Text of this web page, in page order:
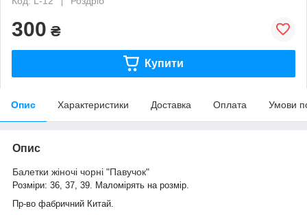
300 ₴
Купити
Опис Характеристики Доставка Оплата Умови
Опис
Балетки жіночі чорні "Павучок"
Розміри: 36, 37, 39. Маломірять на розмір.
Пр-во фабричний Китай.